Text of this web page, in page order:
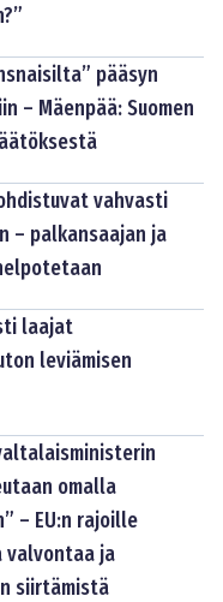
pääsyn
– Mäenpää: Suomen
vahvasti
– palkansaajan ja
laajat
leviämisen
omalla
– EU:n rajoille
valvontaa ja
siirtämistä